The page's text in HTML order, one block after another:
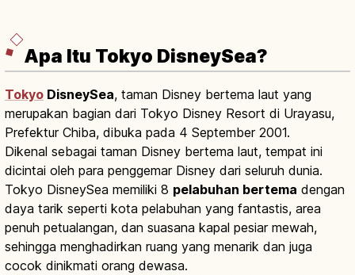
Apa Itu Tokyo DisneySea?
Tokyo DisneySea, taman Disney bertema laut yang
merupakan bagian dari Tokyo Disney Resort di Urayasu,
Prefektur Chiba, dibuka pada 4 September 2001.
Dikenal sebagai taman Disney bertema laut, tempat ini
dicintai oleh para penggemar Disney dari seluruh dunia.
Tokyo DisneySea memiliki 8 pelabuhan bertema dengan
daya tarik seperti kota pelabuhan yang fantastis, area
penuh petualangan, dan suasana kapal pesiar mewah,
sehingga menghadirkan ruang yang menarik dan juga
cocok dinikmati orang dewasa.